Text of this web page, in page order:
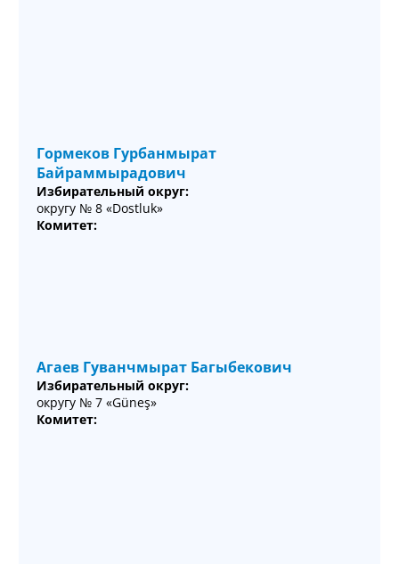
Гормеков Гурбанмырат
Байраммырадович
Избирательный округ:
округу № 8 «Dostluk»
Комитет:
Агаев Гуванчмырат Багыбекович
Избирательный округ:
округу № 7 «Güneş»
Комитет: